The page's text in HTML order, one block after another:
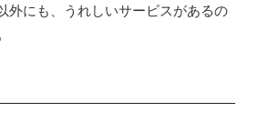
外にも、うれしいサービスがあるの